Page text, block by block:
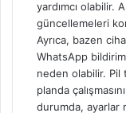
yardımcı olabilir.
güncellemeleri
Ayrıca, bazen
WhatsApp
neden olabilir. Pil
planda
durumda, ayarlar